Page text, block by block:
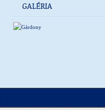
GALÉRIA